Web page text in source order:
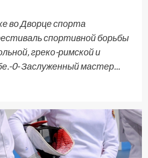
во Дворце спорта
спортивной борьбы
греко-римской и
0- Заслуженный мастер...